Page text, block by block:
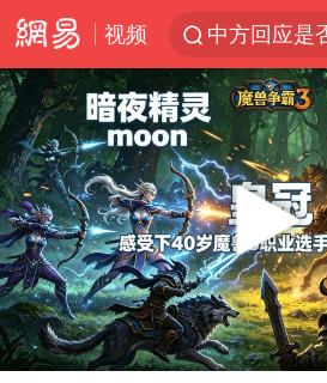
视频
宇树科技发
吉林一“温
台风白海豚
我国编制完
中国五箭齐
Play
00:00